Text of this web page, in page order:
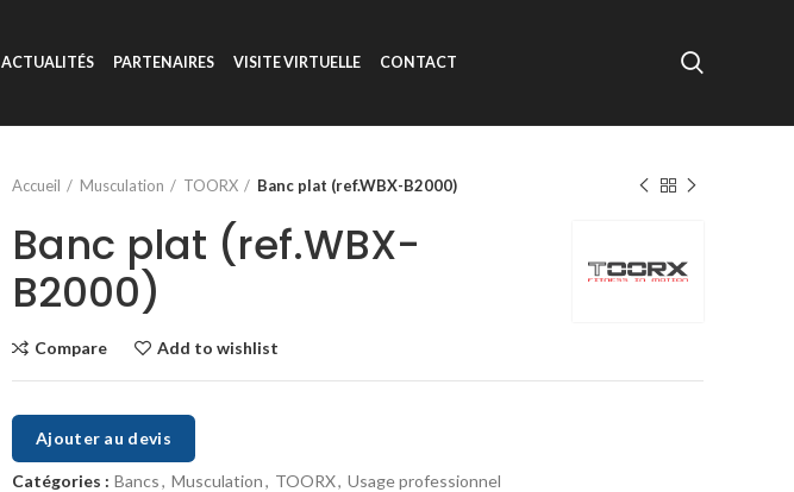
ACTUALITÉS PARTENAIRES VISITE VIRTUELLE CONTACT
Accueil Musculation TOORX Banc plat (ref.WBX-B2000)
Banc plat (ref.WBX-
B2000)
Compare Add to wishlist
Ajouter au devis
Catégories : Bancs, Musculation, TOORX, Usage professionnel